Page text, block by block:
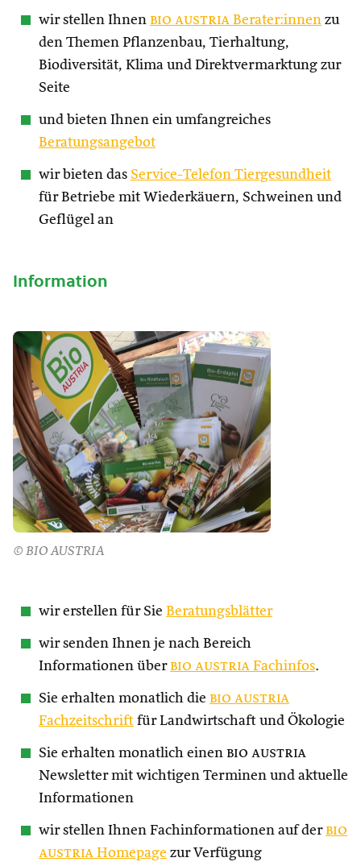
wir stellen Ihnen bio austria Berater:innen zu
den Themen Pflanzenbau, Tierhaltung,
Biodiversität, Klima und Direktvermarktung zur
Seite
und bieten Ihnen ein umfangreiches
Beratungsangebot
wir bieten das Service-Telefon Tiergesundheit
für Betriebe mit Wiederkäuern, Schweinen und
Geflügel an
Information
© BIO AUSTRIA
wir erstellen für Sie Beratungsblätter
wir senden Ihnen je nach Bereich
Informationen über bio austria Fachinfos.
Sie erhalten monatlich die bio austria
Fachzeitschrift für Landwirtschaft und Ökologie
Sie erhalten monatlich einen bio austria
Newsletter mit wichtigen Terminen und aktuelle
Informationen
wir stellen Ihnen Fachinformationen auf der bio
austria Homepage zur Verfügung